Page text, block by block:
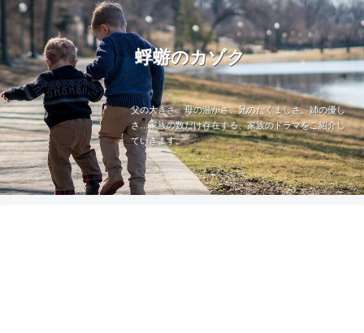
蜉蝣のカゾク
父の大きさ、母の温かさ、兄のたくましさ、姉の優し
さ…家族の数だけ存在する、家族のドラマをご紹介し
ていきます。